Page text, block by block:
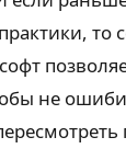
то
не